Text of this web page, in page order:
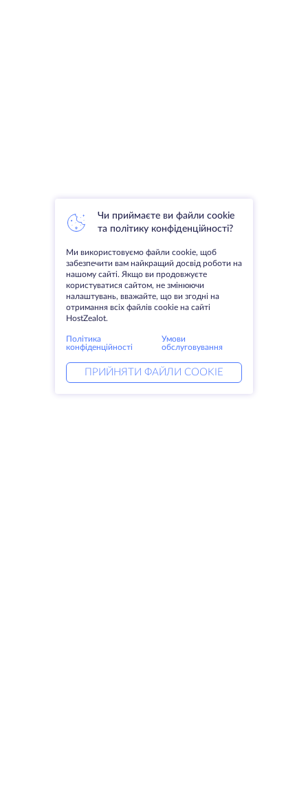
Чи приймаєте ви файли cookie
та політику конфіденційності?
Ми використовуємо файли cookie, щоб
забезпечити вам найкращий досвід роботи на
нашому сайті. Якщо ви продовжуєте
користуватися сайтом, не змінюючи
налаштувань, вважайте, що ви згодні на
отримання всіх файлів cookie на сайті
HostZealot.
Політика
конфіденційності
Умови
обслуговування
ПРИЙНЯТИ ФАЙЛИ COOKIE